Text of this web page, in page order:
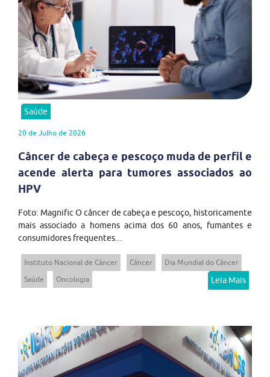
Saúde
20 de Julho de 2026
Câncer de cabeça e pescoço muda de perfil e
acende alerta para tumores associados ao
HPV
Foto: Magnific O câncer de cabeça e pescoço, historicamente
mais associado a homens acima dos 60 anos, fumantes e
consumidores frequentes...
Instituto Nacional de Câncer Câncer
Dia Mundial do Câncer
Saúde
Oncologia Leia Mais